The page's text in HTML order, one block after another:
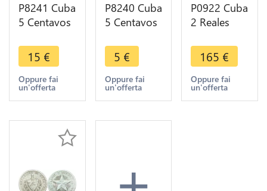
P8241 Cuba
5 Centavos
Libertad
1946 AU ->
M Offer
15 €
Oppure fai
un'offerta
P8240 Cuba
5 Centavos
Libertad
1961 -> M
Offer
5 €
Oppure fai
un'offerta
P0922 Cuba
2 Reales
Napoleon
1810 1841
Countermarked
Treillis Silver
165 €
Oppure fai
un'offerta